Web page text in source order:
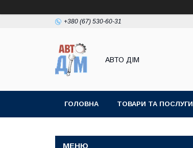
+380 (67) 530-60-31
АВТО ДIМ
ГОЛОВНА ТОВАРИ ТА ПОСЛУГИ